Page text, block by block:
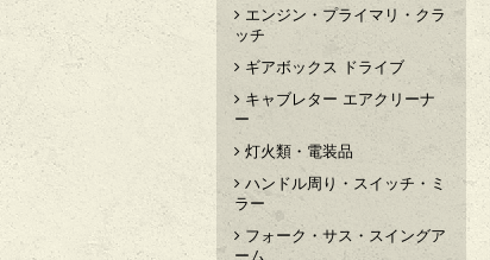
エンジン・プライマリ・クラ
ッチ
ギアボックス ドライブ
キャブレター エアクリーナ
ー
灯火類・電装品
ハンドル周り・スイッチ・ミ
ラー
フォーク・サス・スイングア
ーム